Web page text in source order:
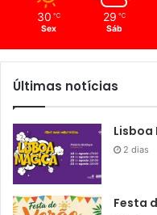
30 ℃
Sex
29 ℃
Sáb
Últimas notícias
Lisboa
2 dias
Festa